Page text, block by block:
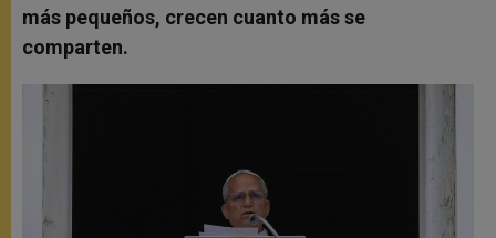
más pequeños, crecen cuanto más se
comparten.